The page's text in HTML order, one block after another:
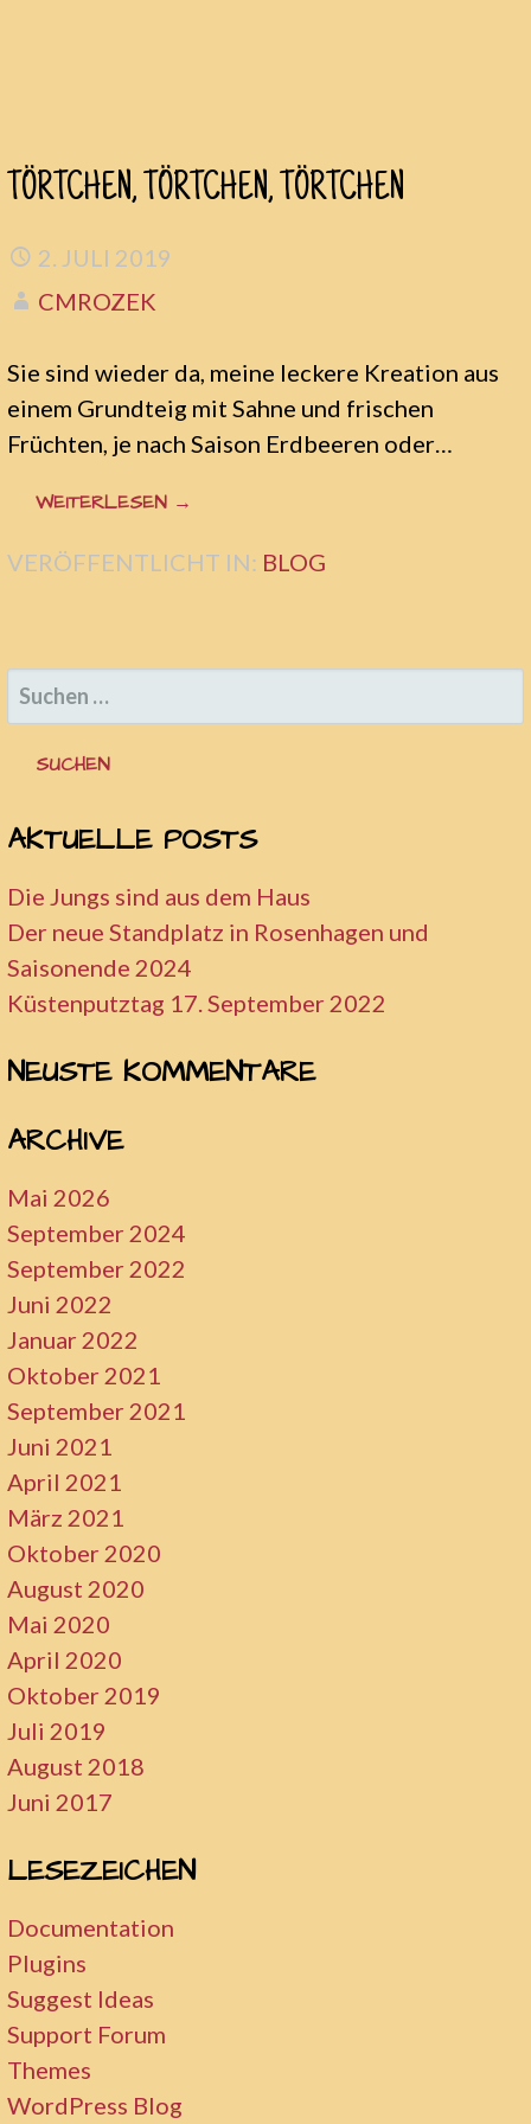
Zum
Inhalt
TÖRTCHEN, TÖRTCHEN, TÖRTCHEN
2. JULI 2019
CMROZEK
Sie sind wieder da, meine leckere Kreation aus
einem Grundteig mit Sahne und frischen
Früchten, je nach Saison Erdbeeren oder…
WEITERLESEN →
VERÖFFENTLICHT IN: BLOG
SUCHEN
NACH:
AKTUELLE POSTS
Die Jungs sind aus dem Haus
Der neue Standplatz in Rosenhagen und
Saisonende 2024
Küstenputztag 17. September 2022
NEUSTE KOMMENTARE
ARCHIVE
Mai 2026
September 2024
September 2022
Juni 2022
Januar 2022
Oktober 2021
September 2021
Juni 2021
April 2021
März 2021
Oktober 2020
August 2020
Mai 2020
April 2020
Oktober 2019
Juli 2019
August 2018
Juni 2017
LESEZEICHEN
Documentation
Plugins
Suggest Ideas
Support Forum
Themes
WordPress Blog